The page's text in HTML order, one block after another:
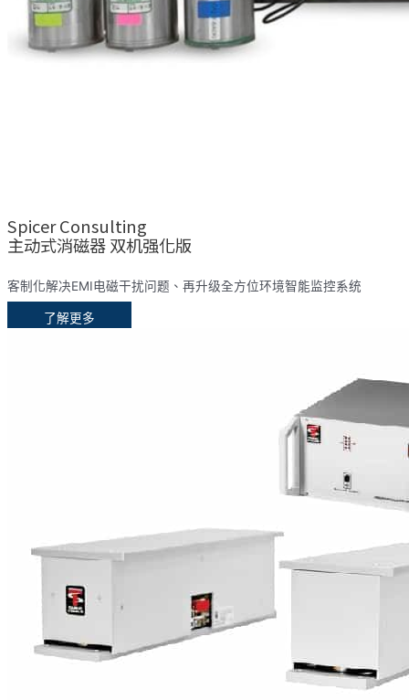
Spicer Consulting
主动式消磁器 双机强化版
客制化解决EMI电磁干扰问题、再升级全方位环境智能监控系统
了解更多